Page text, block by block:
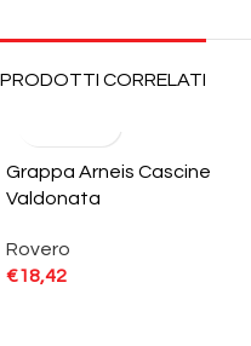
PRODOTTI CORRELATI
Grappa Arneis Cascine
Valdonata
Rovero
€18,42